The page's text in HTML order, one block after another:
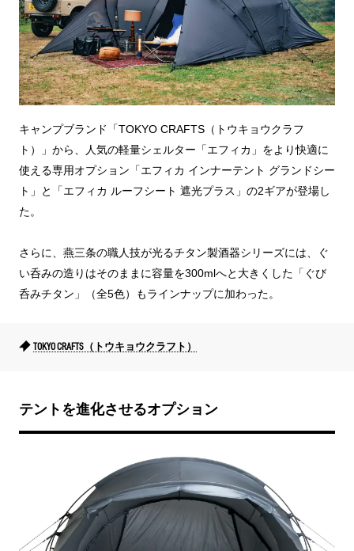
キャンプブランド「TOKYO CRAFTS（トウキョウクラフ
ト）」から、人気の軽量シェルター「エフィカ」をより快適に
使える専用オプション「エフィカ インナーテント グランドシー
ト」と「エフィカ ルーフシート 遮光プラス」の2ギアが登場し
た。
さらに、燕三条の職人技が光るチタン製酒器シリーズには、ぐ
い呑みの造りはそのままに容量を300mlへと大きくした「ぐび
呑みチタン」（全5色）もラインナップに加わった。
TOKYO CRAFTS（トウキョウクラフト）
テントを進化させるオプション